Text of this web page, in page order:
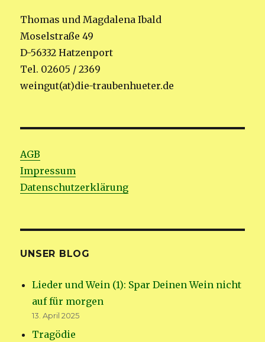
Thomas und Magdalena Ibald
Moselstraße 49
D-56332 Hatzenport
Tel. 02605 / 2369
weingut(at)die-traubenhueter.de
AGB
Impressum
Datenschutzerklärung
UNSER BLOG
Lieder und Wein (1): Spar Deinen Wein nicht
auf für morgen
13. April 2025
Tragödie